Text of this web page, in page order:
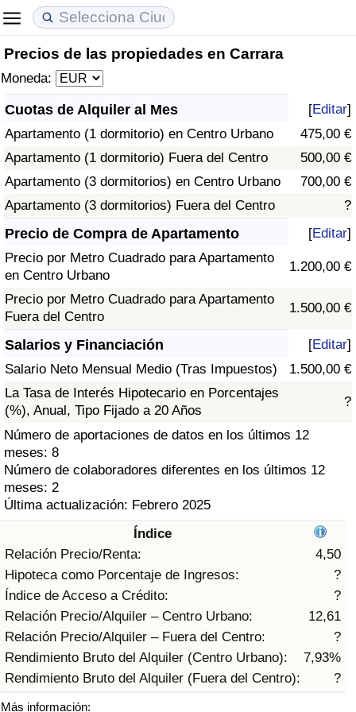
Precios de las propiedades en Carrara
Moneda:
Cuotas de Alquiler al Mes [Editar]
Apartamento (1 dormitorio) en Centro Urbano
475,00 €
Apartamento (1 dormitorio) Fuera del Centro
500,00 €
Apartamento (3 dormitorios) en Centro Urbano
700,00 €
Apartamento (3 dormitorios) Fuera del Centro
?
Precio de Compra de Apartamento [Editar]
Precio por Metro Cuadrado para Apartamento
en Centro Urbano
1.200,00 €
Precio por Metro Cuadrado para Apartamento
Fuera del Centro
1.500,00 €
Salarios y Financiación [Editar]
Salario Neto Mensual Medio (Tras Impuestos)
1.500,00 €
La Tasa de Interés Hipotecario en Porcentajes
(%), Anual, Tipo Fijado a 20 Años
?
Número de aportaciones de datos en los últimos 12
meses: 8
Número de colaboradores diferentes en los últimos 12
meses: 2
Última actualización: Febrero 2025
Índice
Relación Precio/Renta:
4,50
Hipoteca como Porcentaje de Ingresos:
?
Índice de Acceso a Crédito:
?
Relación Precio/Alquiler – Centro Urbano:
12,61
Relación Precio/Alquiler – Fuera del Centro:
?
Rendimiento Bruto del Alquiler (Centro Urbano):
7,93%
Rendimiento Bruto del Alquiler (Fuera del Centro):
?
Más información:
Coste de vida
Índice de Costo de Vida (Actual)
Índice de Costo de Vida
Índice de costo de vida por país
Precios de las propiedades
Índice de Precios de Inmuebles (Actual)
Índice de Precios de Inmuebles
Índice de Precios de Inmuebles por País
Calidad de Vida
Índice de Calidad de Vida
Índice de Calidad de Vida (Actual)
Índice de calidad de vida por país
Calificación del Índice de Criminalidad
(Actual)
Índice de Criminalidad
Índice de criminalidad por país
Sanidad
Índice de Sanidad (Actual)
Índice de Sanidad
Índice de Sanidad por País
Índice de contaminación
Índice de Contaminación por País